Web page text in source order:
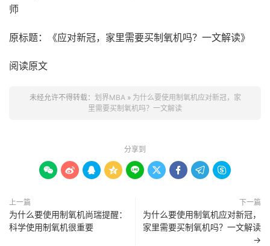
师
原标题：《应对新冠，家里需要买制氧机吗？一文解读》
阅读原文
未经允许不得转载： 划界MBA» 为什么要使用制氧机应对新冠，家
里需要买制氧机吗？一文解读
分享到
        
上一篇
为什么要使用制氧机尚瑞提醒：
科学使用制氧机很重要
下一篇
为什么要使用制氧机应对新冠，
家里需要买制氧机吗？一文解读
→